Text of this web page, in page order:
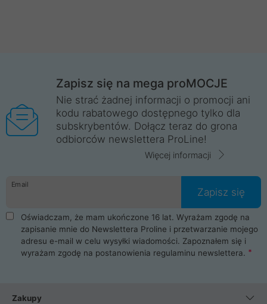
Zapisz się na mega proMOCJE
Nie strać żadnej informacji o promocji ani
kodu rabatowego dostępnego tylko dla
subskrybentów. Dołącz teraz do grona
odbiorców newslettera ProLine!
Więcej informacji
Email
Zapisz się
Oświadczam, że mam ukończone 16 lat. Wyrażam zgodę na
zapisanie mnie do Newslettera Proline i przetwarzanie mojego
adresu e-mail w celu wysyłki wiadomości. Zapoznałem się i
wyrażam zgodę na postanowienia regulaminu newslettera.
Zakupy